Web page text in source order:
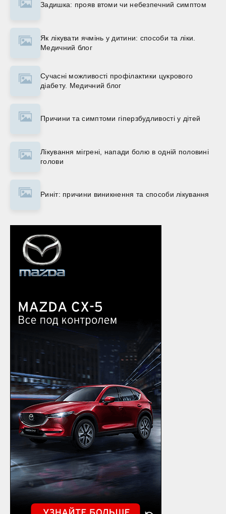
Задишка: прояв втоми чи небезпечний симптом
Як лікувати ячмінь у дитини: способи та ліки.
Медичний блог
Сучасні можливості профілактики цукрового
діабету. Медичний блог
Причини та симптоми гіперзбудливості у дітей
Лікування мігрені, напади болю в одній половині
голови
Риніт: причини виникнення та способи лікування